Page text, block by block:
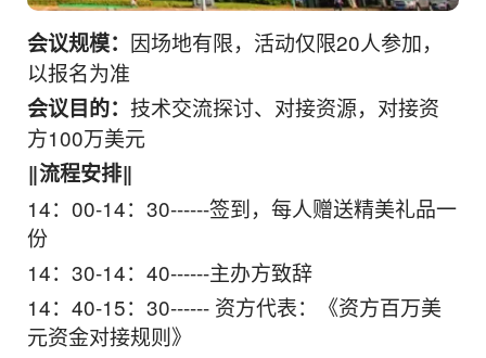
会议规模： 因场地有限，活动仅限20人参加，
以报名为准
会议目的： 技术交流探讨、对接资源，对接资
方100万美元
‖流程安排‖
14：00-14：30------签到，每人赠送精美礼品一
份
14：30-14：40------主办方致辞
14：40-15：30------ 资方代表：《资方百万美
元资金对接规则》